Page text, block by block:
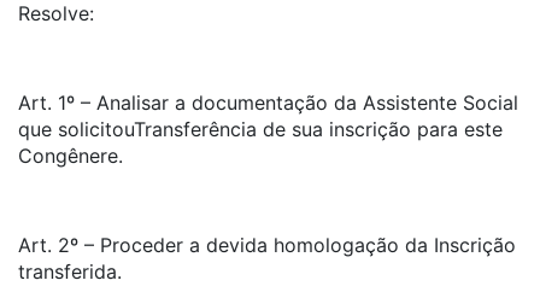
Resolve:
Art. 1º – Analisar a documentação da Assistente Social
que solicitouTransferência de sua inscrição para este
Congênere.
Art. 2º – Proceder a devida homologação da Inscrição
transferida.